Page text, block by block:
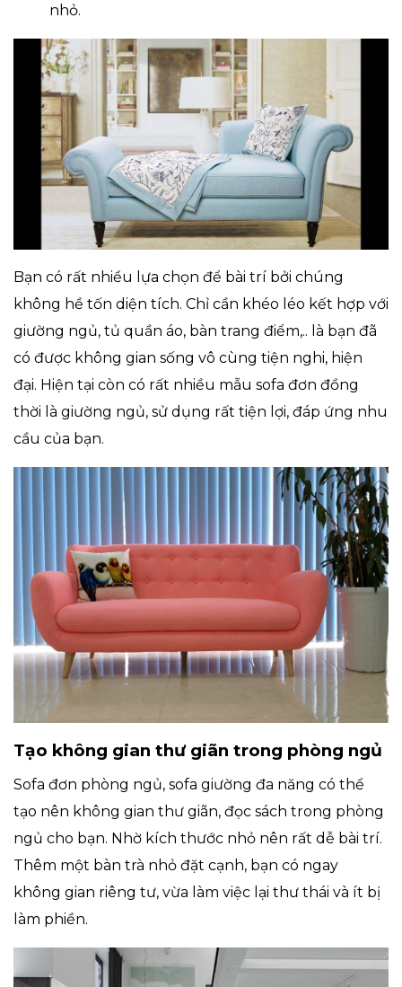
nhỏ.
Bạn có rất nhiều lựa chọn để bài trí bởi chúng
không hề tốn diện tích. Chỉ cần khéo léo kết hợp với
giường ngủ, tủ quần áo, bàn trang điểm,.. là bạn đã
có được không gian sống vô cùng tiện nghi, hiện
đại. Hiện tại còn có rất nhiều mẫu sofa đơn đồng
thời là giường ngủ, sử dụng rất tiện lợi, đáp ứng nhu
cầu của bạn.
Tạo không gian thư giãn trong phòng ngủ
Sofa đơn phòng ngủ, sofa giường đa năng có thể
tạo nên không gian thư giãn, đọc sách trong phòng
ngủ cho bạn. Nhờ kích thước nhỏ nên rất dễ bài trí.
Thêm một bàn trà nhỏ đặt cạnh, bạn có ngay
không gian riêng tư, vừa làm việc lại thư thái và ít bị
làm phiền.